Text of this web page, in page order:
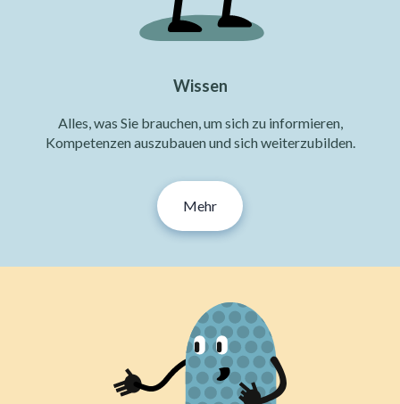
Wissen
Alles, was Sie brauchen, um sich zu informieren,
Kompetenzen auszubauen und sich weiterzubilden.
Mehr